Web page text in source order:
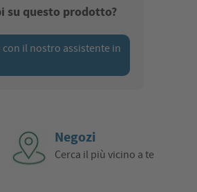
su questo prodotto?
con il nostro assistente in
Negozi
Cerca il più vicino a te